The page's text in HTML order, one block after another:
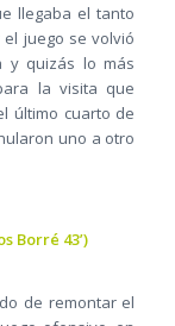
llegaba el tanto
juego se volvió
y quizás lo más
la visita que
último cuarto de
uno a otro
Borré 43’)
de remontar el